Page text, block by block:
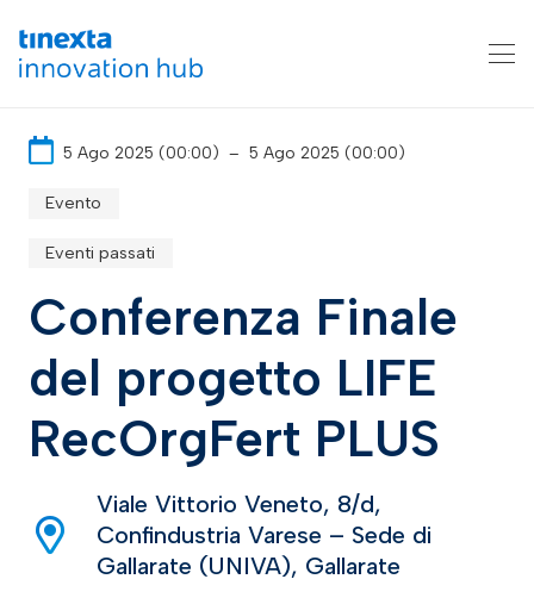
5 Ago 2025 (00:00) – 5 Ago 2025 (00:00)
Evento
Eventi passati
Conferenza Finale
del progetto LIFE
RecOrgFert PLUS
Viale Vittorio Veneto, 8/d,
Confindustria Varese – Sede di
Gallarate (UNIVA), Gallarate